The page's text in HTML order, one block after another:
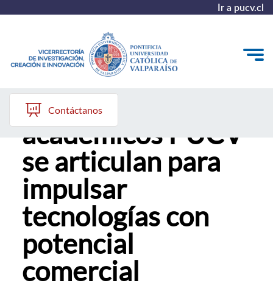
Ir a pucv.cl
VINCI
Investigación
Creación
Innovación
Convocatorias
Contáctanos
Más de 180
académicos PUCV
se articulan para
impulsar
tecnologías con
potencial
comercial